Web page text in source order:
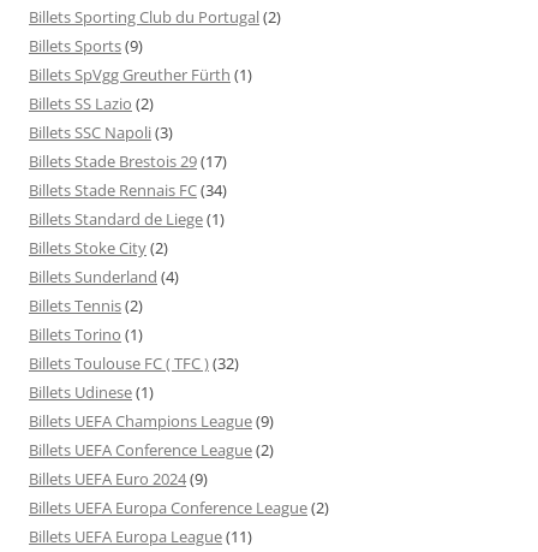
Billets Sporting Club du Portugal(2)
Billets Sports(9)
Billets SpVgg Greuther Fürth (1)
Billets SS Lazio (2)
Billets SSC Napoli(3)
Billets Stade Brestois 29(17)
Billets Stade Rennais FC(34)
Billets Standard de Liege(1)
Billets Stoke City(2)
Billets Sunderland (4)
Billets Tennis(2)
Billets Torino (1)
Billets Toulouse FC ( TFC )(32)
Billets Udinese(1)
Billets UEFA Champions League(9)
Billets UEFA Conference League(2)
Billets UEFA Euro 2024(9)
Billets UEFA Europa Conference League(2)
Billets UEFA Europa League(11)